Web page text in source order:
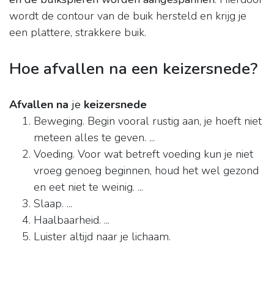
wordt de contour van de buik hersteld en krijg je
een plattere, strakkere buik.
Hoe afvallen na een keizersnede?
Afvallen na je keizersnede
Beweging. Begin vooral rustig aan, je hoeft niet
meteen alles te geven. ...
Voeding. Voor wat betreft voeding kun je niet
vroeg genoeg beginnen, houd het wel gezond
en eet niet te weinig. ...
Slaap. ...
Haalbaarheid. ...
Luister altijd naar je lichaam.